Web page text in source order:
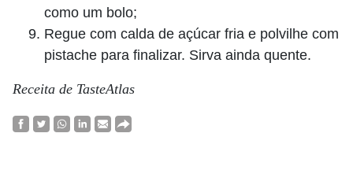
como um bolo;
Regue com calda de açúcar fria e polvilhe com
pistache para finalizar. Sirva ainda quente.
Receita de TasteAtlas